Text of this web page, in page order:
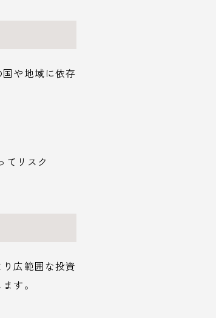
や地域に依存
てリスク
広範囲な投資
す。